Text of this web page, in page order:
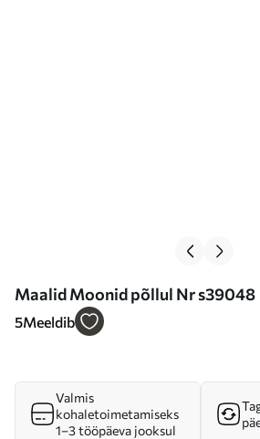
Maalid Moonid põllul Nr s39048
5Meeldib
Valmis
kohaletoimetamiseks
1–3 tööpäeva jooksul